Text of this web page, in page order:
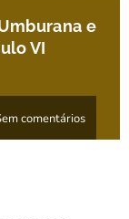
e
VI
comentários